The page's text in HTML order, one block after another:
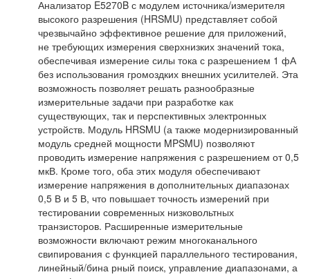
Анализатор E5270B с модулем источника/измерителя
высокого разрешения (HRSMU) представляет собой
чрезвычайно эффективное решение для приложений,
не требующих измерения сверхнизких значений тока,
обеспечивая измерение силы тока с разрешением 1 фА
без использования громоздких внешних усилителей. Эта
возможность позволяет решать разнообразные
измерительные задачи при разработке как
существующих, так и перспективных электронных
устройств. Модуль HRSMU (а также модернизированный
модуль средней мощности MPSMU) позволяют
проводить измерение напряжения с разрешением от 0,5
мкВ. Кроме того, оба этих модуля обеспечивают
измерение напряжения в дополнительных диапазонах
0,5 В и 5 В, что повышает точность измерений при
тестировании современных низковольтных
транзисторов. Расширенные измерительные
возможности включают режим многоканального
свипирования с функцией параллельного тестирования,
линейный/бина рный поиск, управление диапазонами, а